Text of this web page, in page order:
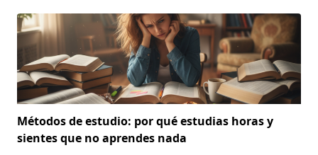
Métodos de estudio: por qué estudias horas y
sientes que no aprendes nada